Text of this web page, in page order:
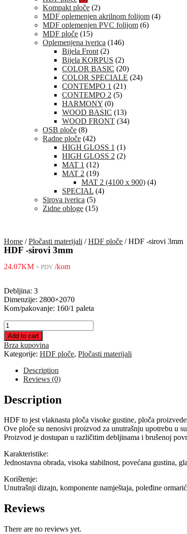
Kompakt ploče (2)
MDF oplemenjen akrilnom folijom (4)
MDF oplemenjen PVC folijom (6)
MDF ploče (15)
Oplemenjena iverica (146)
Bijela Front (2)
Bijela KORPUS (2)
COLOR BASIC (20)
COLOR SPECIALE (24)
CONTEMPO 1 (21)
CONTEMPO 2 (5)
HARMONY (0)
WOOD BASIC (13)
WOOD FRONT (34)
OSB ploče (8)
Radne ploče (42)
HIGH GLOSS 1 (1)
HIGH GLOSS 2 (2)
MAT 1 (12)
MAT 2 (19)
MAT 2 (4100 x 900) (4)
SPECIAL (4)
Sirova iverica (5)
Zidne obloge (15)
Home /Pločasti materijali /HDF ploče / HDF -sirovi 3mm
HDF -sirovi 3mm
24.07KM + PDV /kom
Debljina: 3
Dimenzije: 2800×2070
Kom/pakovanje: 160/1 paleta
HDF
-
sirovi
3mm
quantity
Add to cart
Brza kupovina
Kategorije: HDF ploče, Pločasti materijali
Description
Reviews (0)
Description
HDF to jest vlaknasta ploča visoke gustine, ploča
Ove ploče su nenosivi proizvod za unutrašnju upotrebu u
Proizvod je dostupan u različitim debljinama i brušenoj
Karakteristike:
Jednostavna obrada, visoka stabilnost, povećana gustina,
Korištenje:
Unutrašnji dizajn, komponente namještaja, poleđine
Reviews
There are no reviews yet.